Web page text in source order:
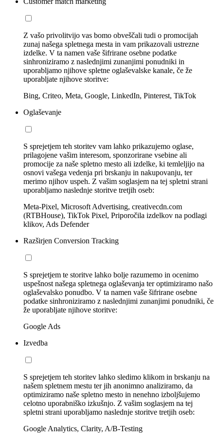
Z vašo privolitvijo vas bomo obveščali tudi o promocijah
zunaj našega spletnega mesta in vam prikazovali ustrezne
izdelke. V ta namen vaše šifrirane osebne podatke
sinhroniziramo z naslednjimi zunanjimi ponudniki in
uporabljamo njihove spletne oglaševalske kanale, če že
uporabljate njihove storitve:
Bing, Criteo, Meta, Google, LinkedIn, Pinterest, TikTok
Oglaševanje
S sprejetjem teh storitev vam lahko prikazujemo oglase,
prilagojene vašim interesom, sponzorirane vsebine ali
promocije za naše spletno mesto ali izdelke, ki temleljijo na
osnovi vašega vedenja pri brskanju in nakupovanju, ter
merimo njihov uspeh. Z vašim soglasjem na tej spletni strani
uporabljamo naslednje storitve tretjih oseb:
Meta-Pixel, Microsoft Advertising, creativecdn.com
(RTBHouse), TikTok Pixel, Priporočila izdelkov na podlagi
klikov, Ads Defender
Razširjen Conversion Tracking
S sprejetjem te storitve lahko bolje razumemo in ocenimo
uspešnost našega spletnega oglaševanja ter optimiziramo našo
oglaševalsko ponudbo. V ta namen vaše šifrirane osebne
podatke sinhroniziramo z naslednjimi zunanjimi ponudniki, če
že uporabljate njihove storitve:
Google Ads
Izvedba
S sprejetjem teh storitev lahko sledimo klikom in brskanju na
našem spletnem mestu ter jih anonimno analiziramo, da
optimiziramo naše spletno mesto in nenehno izboljšujemo
celotno uporabniško izkušnjo. Z vašim soglasjem na tej
spletni strani uporabljamo naslednje storitve tretjih oseb:
Google Analytics, Clarity, A/B-Testing